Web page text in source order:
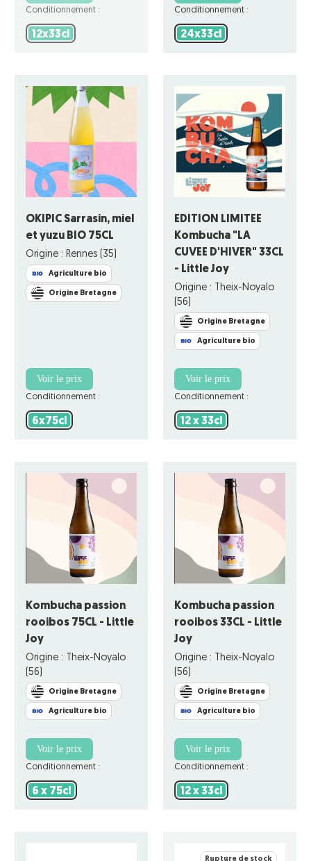
Conditionnement :
12x33cl
Conditionnement :
24x33cl
OKIPIC Sarrasin, miel
et yuzu BIO 75CL
Origine : Rennes (35)
Agriculture bio
Origine Bretagne
Voir le prix
Conditionnement :
6x75cl
EDITION LIMITEE
Kombucha "LA
CUVEE D'HIVER" 33CL
- Little Joy
Origine : Theix-Noyalo
(56)
Origine Bretagne
Agriculture bio
Voir le prix
Conditionnement :
12 x 33cl
Kombucha passion
rooibos 75CL - Little
Joy
Origine : Theix-Noyalo
(56)
Origine Bretagne
Agriculture bio
Voir le prix
Conditionnement :
6 x 75cl
Kombucha passion
rooibos 33CL - Little
Joy
Origine : Theix-Noyalo
(56)
Origine Bretagne
Agriculture bio
Voir le prix
Conditionnement :
12 x 33cl